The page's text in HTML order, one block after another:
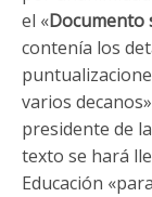
el «Documento
contenía los
varios
presidente de
texto se hará
Educación